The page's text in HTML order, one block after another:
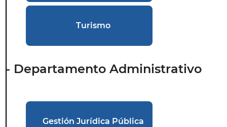
Turismo
- Departamento Administrativo
Gestión Jurídica Pública